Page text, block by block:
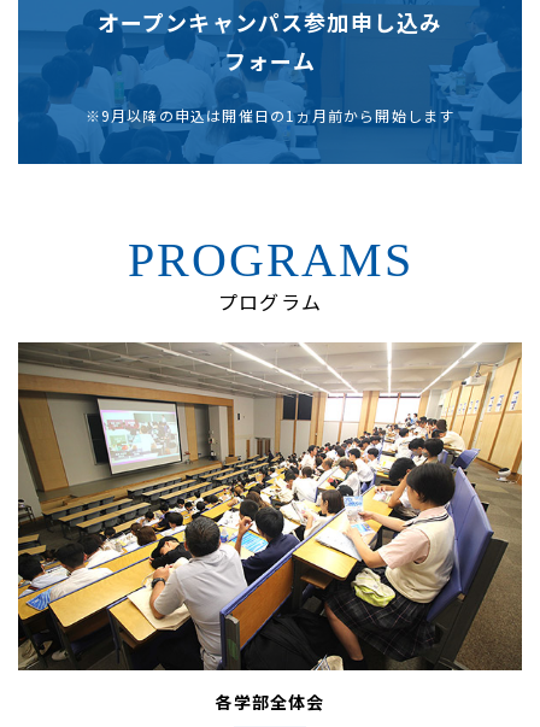
オープンキャンパス参加申し込み
フォーム
※9月以降の申込は開催日の1ヵ月前から開始します
PROGRAMS
プログラム
各学部全体会